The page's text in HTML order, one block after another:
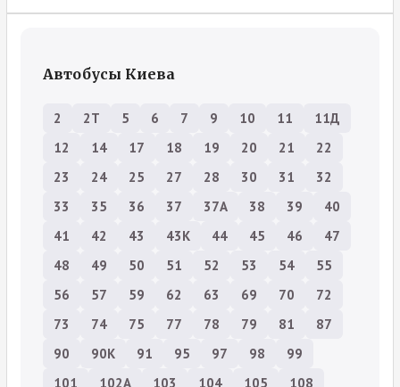
Автобусы Киева
2 2Т 5 6 7 9 10 11
11Д
12
14 17 18 19 20 21
22
23
24 25 27 28 30 31
32
33
35 36 37 37А 38 39
40
41
42 43 43К 44 45 46
47
48
49 50 51 52 53 54
55
56
57 59 62 63 69 70
72
73
74 75 77 78 79 81
87
90
90К 91 95 97 98
99
101
102А 103 104 105
108